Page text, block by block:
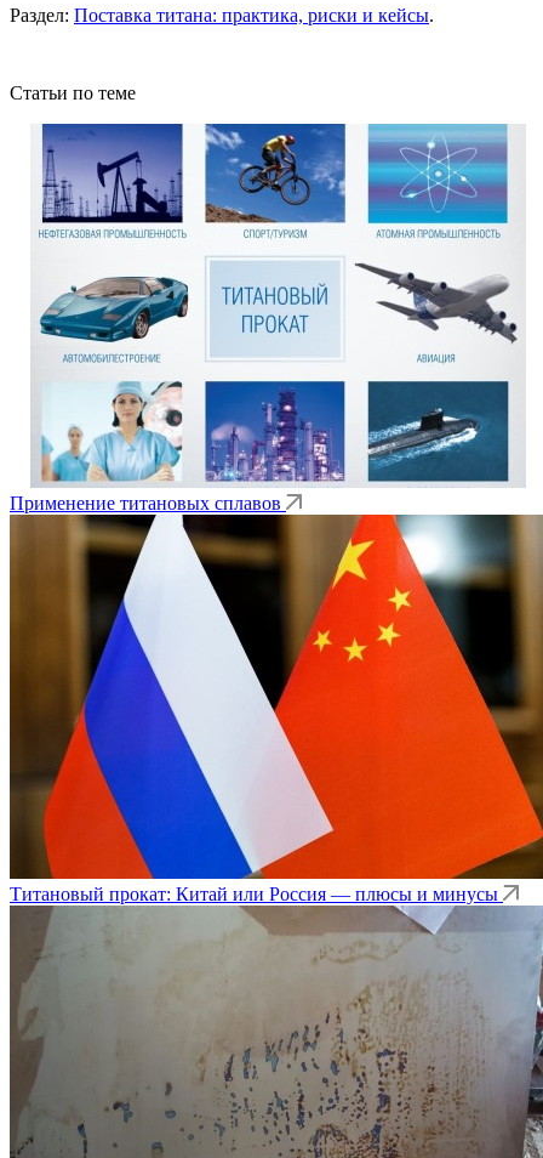
Раздел: Поставка титана: практика, риски и кейсы.
Статьи по теме
Применение титановых сплавов
Титановый прокат: Китай или Россия — плюсы и минусы